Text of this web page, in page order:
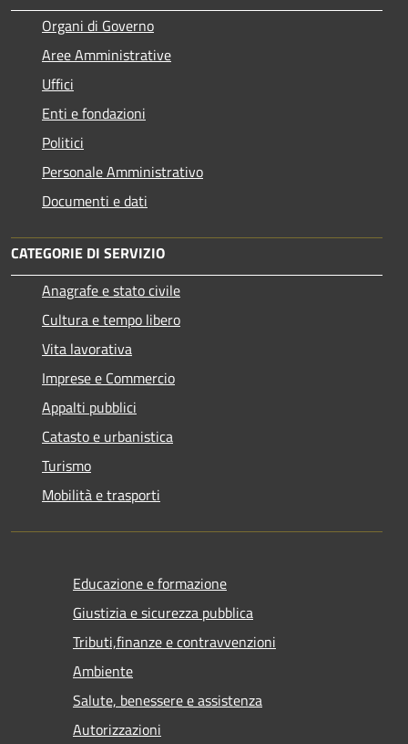
Organi di Governo
Aree Amministrative
Uffici
Enti e fondazioni
Politici
Personale Amministrativo
Documenti e dati
CATEGORIE DI SERVIZIO
Anagrafe e stato civile
Cultura e tempo libero
Vita lavorativa
Imprese e Commercio
Appalti pubblici
Catasto e urbanistica
Turismo
Mobilità e trasporti
Educazione e formazione
Giustizia e sicurezza pubblica
Tributi,finanze e contravvenzioni
Ambiente
Salute, benessere e assistenza
Autorizzazioni